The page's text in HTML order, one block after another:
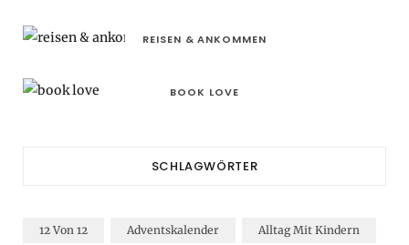
REISEN & ANKOMMEN
BOOK LOVE
SCHLAGWÖRTER
12 Von 12 Adventskalender Alltag Mit Kindern